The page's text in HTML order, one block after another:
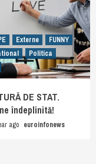
Externe
FUNNY
Politica
DE STAT.
îndeplinită!
ago euroinfonews